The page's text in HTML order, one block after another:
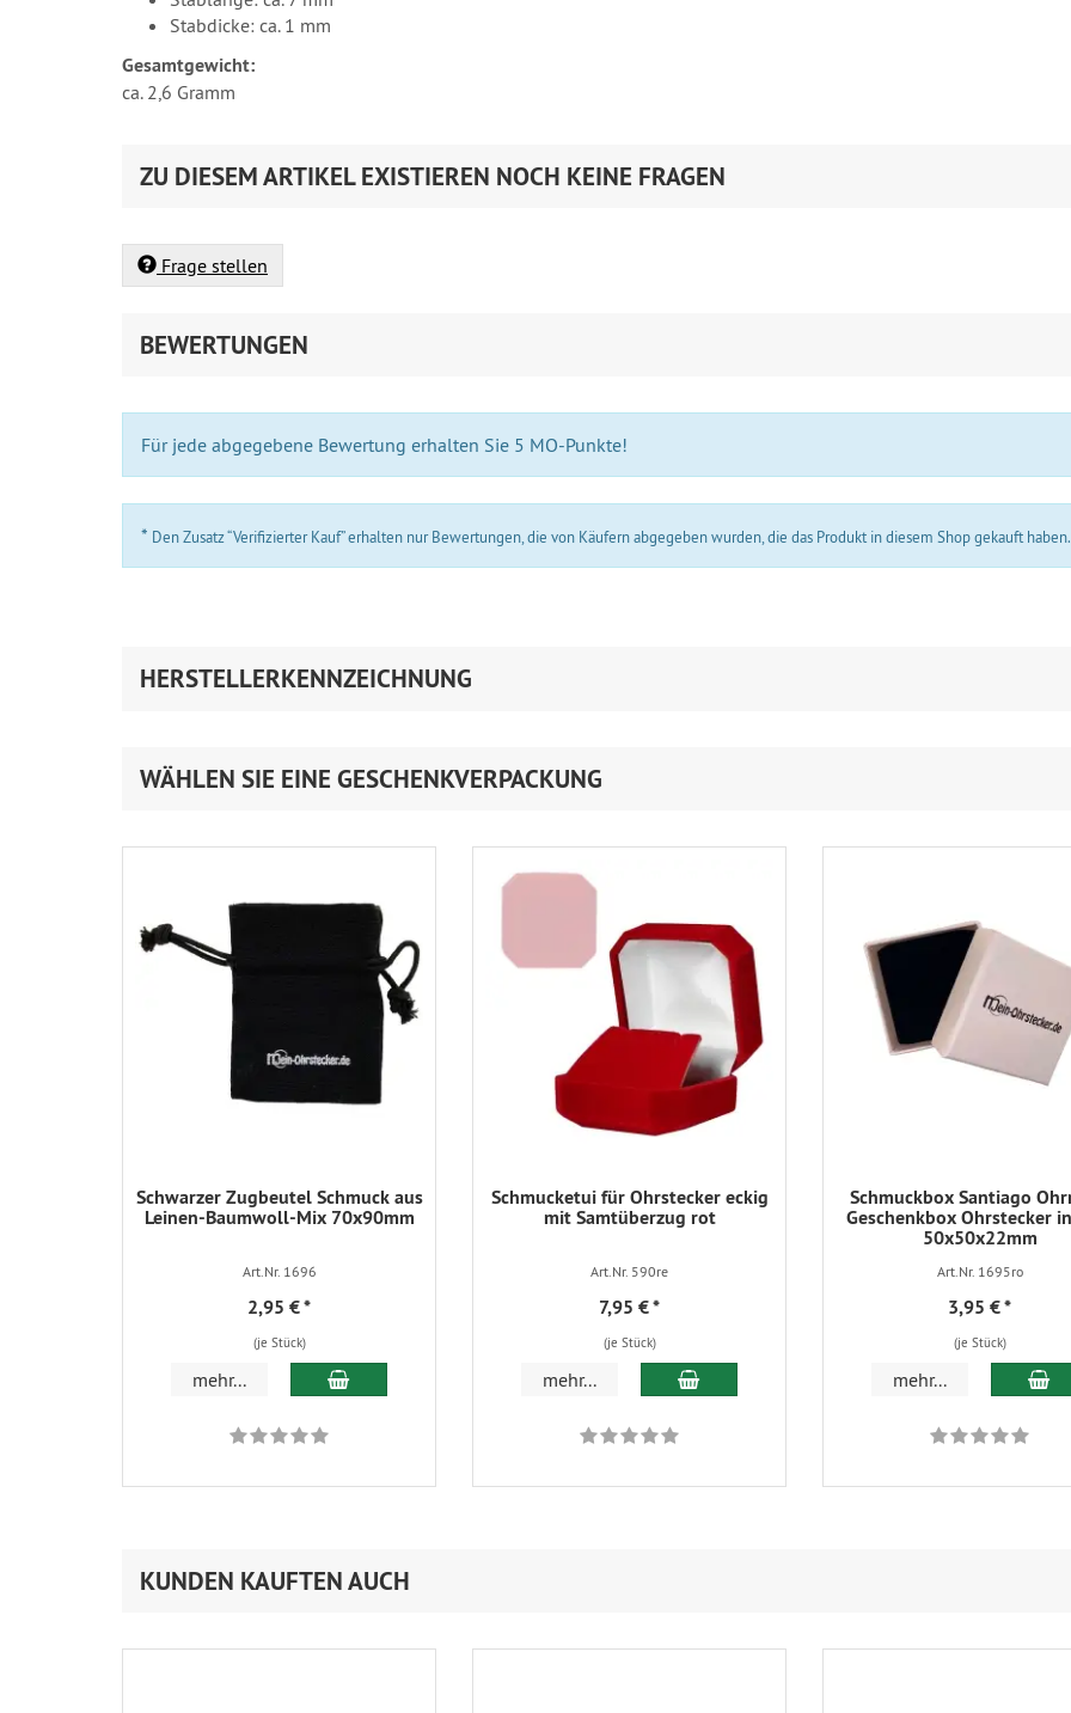
Stabdicke: ca. 1 mm
Gesamtgewicht:
ca. 2,6 Gramm
ZU DIESEM ARTIKEL EXISTIEREN NOCH KEINE FRAGEN
Frage stellen
BEWERTUNGEN
Für jede abgegebene Bewertung erhalten Sie 5 MO-Punkte!
* Den Zusatz “Verifizierter Kauf” erhalten nur Bewertungen, die von Käufern abgegeben wurden, die das Produkt in diesem Shop gekauft haben.
HERSTELLERKENNZEICHNUNG
WÄHLEN SIE EINE GESCHENKVERPACKUNG
Schwarzer Zugbeutel Schmuck aus
Leinen-Baumwoll-Mix 70x90mm
Art.Nr. 1696
2,95 €*
(je Stück)
mehr... In den Warenkorb
Schmucketui für Ohrstecker eckig
mit Samtüberzug rot
Art.Nr. 590re
7,95 €*
(je Stück)
mehr... In den Warenkorb
Schmuckbox Santiago
Geschenkbox Ohrstecker
50x50x22mm
Art.Nr. 1695ro
3,95 €*
(je Stück)
mehr... In
KUNDEN KAUFTEN AUCH